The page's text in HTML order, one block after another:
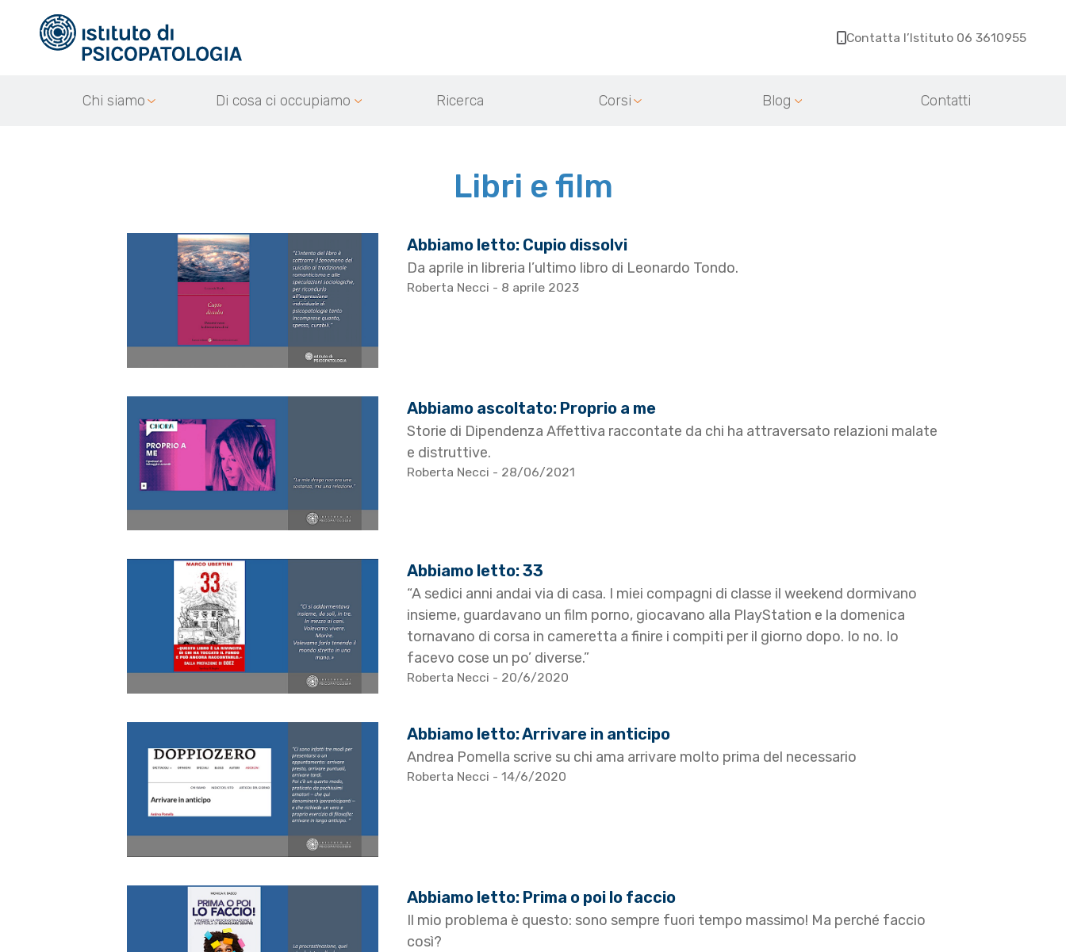
Contatta l’Istituto 06 3610955
Chi siamo Di cosa ci occupiamo Ricerca Corsi Blog Contatti
Libri e film
Abbiamo letto: Cupio dissolvi
Da aprile in libreria l’ultimo libro di Leonardo Tondo.
Roberta Necci - 8 aprile 2023
Abbiamo ascoltato: Proprio a me
Storie di Dipendenza Affettiva raccontate da chi ha attraversato relazioni malate
e distruttive.
Roberta Necci - 28/06/2021
Abbiamo letto: 33
“A sedici anni andai via di casa. I miei compagni di classe il weekend dormivano
insieme, guardavano un film porno, giocavano alla PlayStation e la domenica
tornavano di corsa in cameretta a finire i compiti per il giorno dopo. Io no. Io
facevo cose un po’ diverse.”
Roberta Necci - 20/6/2020
Abbiamo letto: Arrivare in anticipo
Andrea Pomella scrive su chi ama arrivare molto prima del necessario
Roberta Necci - 14/6/2020
Abbiamo letto: Prima o poi lo faccio
Il mio problema è questo: sono sempre fuori tempo massimo! Ma perché faccio
così?